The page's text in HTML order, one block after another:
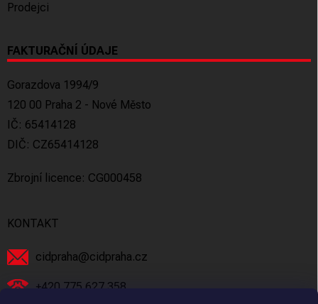
Prodejci
FAKTURAČNÍ ÚDAJE
Gorazdova 1994/9
120 00 Praha 2 - Nové Město
IČ: 65414128
DIČ: CZ65414128
Zbrojní licence: CG000458
KONTAKT
cidpraha@cidpraha.cz
+420 775 627 358